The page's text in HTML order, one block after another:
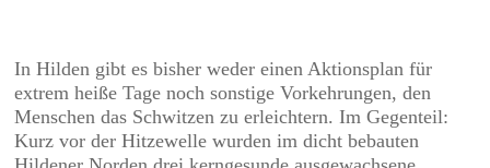
In Hilden gibt es bisher weder einen Aktionsplan für
extrem heiße Tage noch sonstige Vorkehrungen, den
Menschen das Schwitzen zu erleichtern. Im Gegenteil:
Kurz vor der Hitzewelle wurden im dicht bebauten